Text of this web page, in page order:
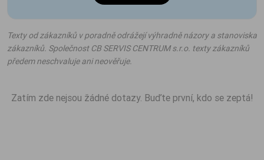
Texty od zákazníků v poradně odrážejí výhradně názory a stanoviska
zákazníků. Společnost CB SERVIS CENTRUM s.r.o. texty zákazníků
předem neschvaluje ani neověřuje.
Zatím zde nejsou žádné dotazy. Buďte první, kdo se zeptá!